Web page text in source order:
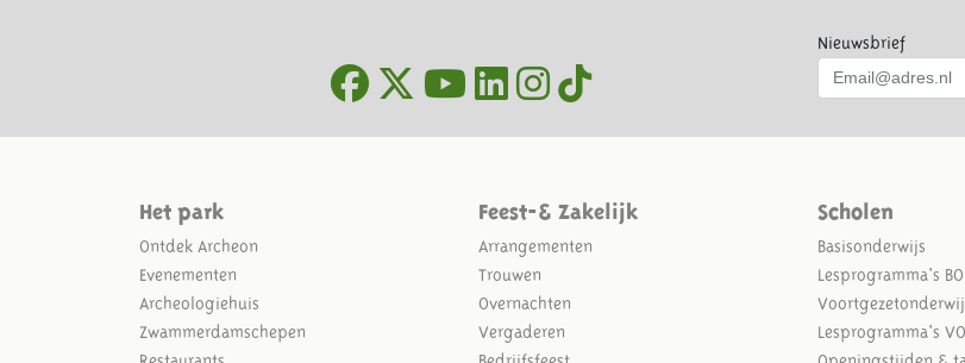
Nieuwsbrief
Het park
Ontdek Archeon
Evenementen
Archeologiehuis
Zwammerdamschepen
Feest-& Zakelijk
Arrangementen
Trouwen
Overnachten
Vergaderen
Scholen
Basisonderwijs
Lesprogramma's BO
Lesprogramma's VO